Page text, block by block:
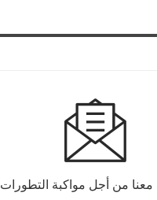
معنا من أجل مواكبة التطورات